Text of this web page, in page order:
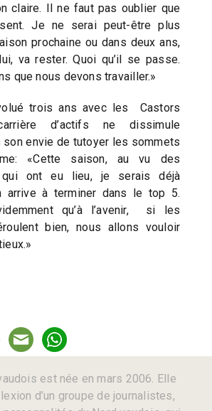
claire. Il ne faut pas oublier que
Je ne serai peut-être plus
prochaine ou dans deux ans,
va rester. Quoi qu’il se passe.
que nous devons travailler.»
trois ans avec les Castors
d’actifs ne dissimule
son envie de tutoyer les sommets
«Cette saison, au vu des
qui ont eu lieu, je serais déjà
arrive à terminer dans le top 5.
qu’à l’avenir, si les
bien, nous allons vouloir
est née en mars 2006. Elle
d’un groupe de journalistes,